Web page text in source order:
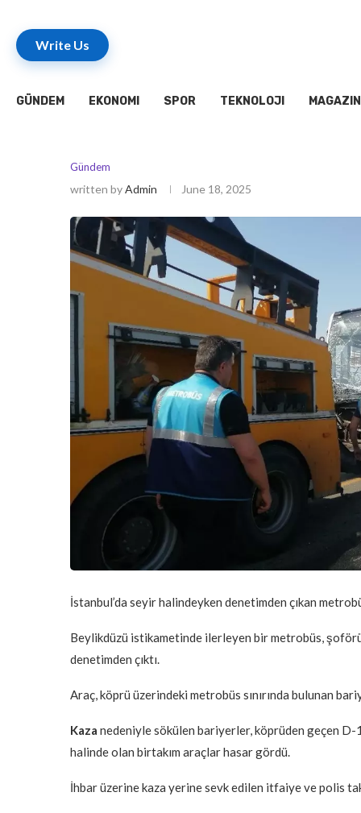
Write Us
GÜNDEM EKONOMI SPOR TEKNOLOJI MAGAZIN
Gündem
written byAdmin June 18, 2025
İstanbul’da seyir halindeyken denetimden çıkan
Beylikdüzü istikametinde ilerleyen bir metrobüs,
denetimden çıktı.
Araç, köprü üzerindeki metrobüs sınırında bulunan
Kaza nedeniyle sökülen bariyerler, köprüden geçen
halinde olan birtakım araçlar hasar gördü.
İhbar üzerine kaza yerine sevk edilen itfaiye ve polis